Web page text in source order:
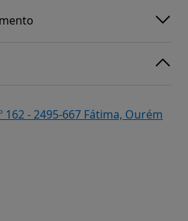
162 - 2495-667 Fátima, Ourém